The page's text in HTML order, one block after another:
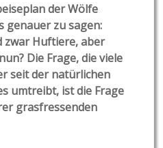
der Wölfe
genauer zu sagen:
zwar Huftiere, aber
Die Frage, die viele
seit der natürlichen
umtreibt, ist die Frage
grasfressenden